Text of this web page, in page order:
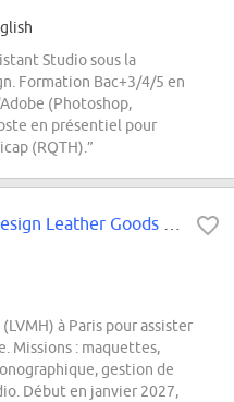
Studio sous la
Formation Bac+3/4/5 en
(Photoshop,
en présentiel pour
(RQTH).”
à Paris pour assister
Missions : maquettes,
gestion de
Début en janvier 2027,